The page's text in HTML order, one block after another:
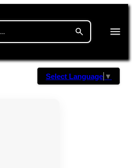
Select Language ▼